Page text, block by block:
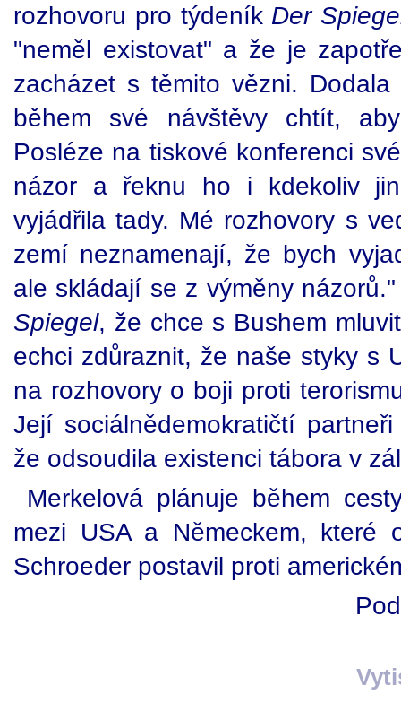
rozhovoru pro týdeník Der
"neměl existovat" a že je
zacházet s těmito vězni.
během své návštěvy chtít,
Posléze na tiskové konferenci
názor a řeknu ho i kdekoliv
vyjádřila tady. Mé rozhovory s
zemí neznamenají, že bych
ale skládají se z výměny
Spiegel, že chce s Bushem
echci zdůraznit, že naše styky s
na rozhovory o boji proti
Její sociálnědemokratičtí
že odsoudila existenci tábora v
Merkelová plánuje během
mezi USA a Německem, které
Schroeder postavil proti